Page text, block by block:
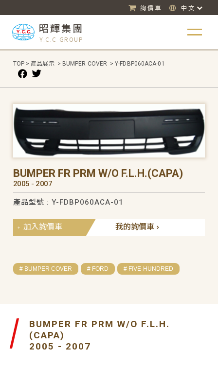
詢價車 中文
昭輝集團
Y.C.C GROUP
TOP > 產品展示 > BUMPER COVER > Y-FDBP060ACA-01
BUMPER FR PRM W/O F.L.H.(CAPA)
2005 - 2007
產品型號 : Y-FDBP060ACA-01
我的詢價車
加入詢價車
# BUMPER COVER # FORD # FIVE-HUNDRED
BUMPER FR PRM W/O F.L.H.
(CAPA)
2005 - 2007